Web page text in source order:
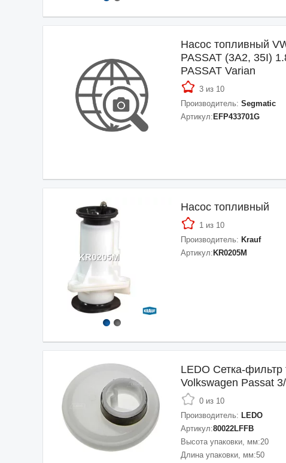
Насос топливный
PASSAT (3A2, 35I)
PASSAT Varian
3 из 10
Производитель: Segmatic
Артикул: EFP433701G
Насос топливный
1 из 10
Производитель: Krauf
Артикул: KR0205M
LEDO Сетка-фильтр
Volkswagen Passat
0 из 10
Производитель: LEDO
Артикул:80022LFFB
Высота упаковки, мм:20
Длина упаковки, мм:50